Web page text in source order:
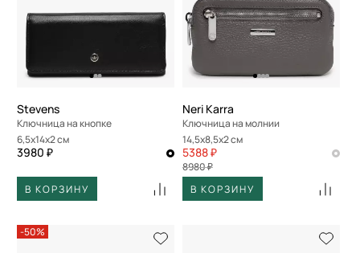
По размеру скидки
По скорости доставки
Stevens
Ключница на кнопке
6,5x14x2 см
3980 ₽
В КОРЗИНУ
Neri Karra
Ключница на молнии
14,5x8,5x2 см
5388 ₽
8980 ₽
В КОРЗИНУ
-50%